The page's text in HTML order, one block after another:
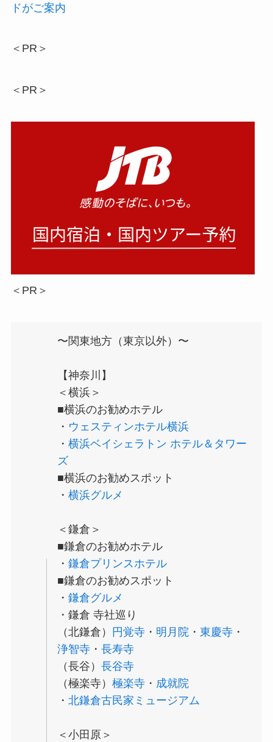
ドがご案内
＜PR＞
＜PR＞
＜PR＞
〜関東地方（東京以外）〜
【神奈川】
＜横浜＞
■横浜のお勧めホテル
・ ウェスティンホテル横浜
・横浜ベイシェラトン ホテル＆タワー
ズ
■横浜のお勧めスポット
・横浜グルメ
＜鎌倉＞
■鎌倉のお勧めホテル
・鎌倉プリンスホテル
■鎌倉のお勧めスポット
・鎌倉グルメ
・鎌倉 寺社巡り
（北鎌倉）
円覚寺 ・ 明月院 ・東慶寺 ・
浄智寺 ・長寿寺
（長谷）長谷寺
（極楽寺）極楽寺 ・ 成就院
・北鎌倉古民家ミュージアム
＜小田原＞